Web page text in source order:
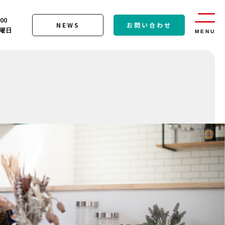
日
NEWS お問い合わせ
MENU